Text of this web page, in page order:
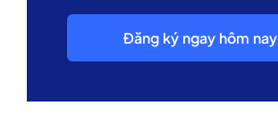
Đăng ký ngay hôm nay